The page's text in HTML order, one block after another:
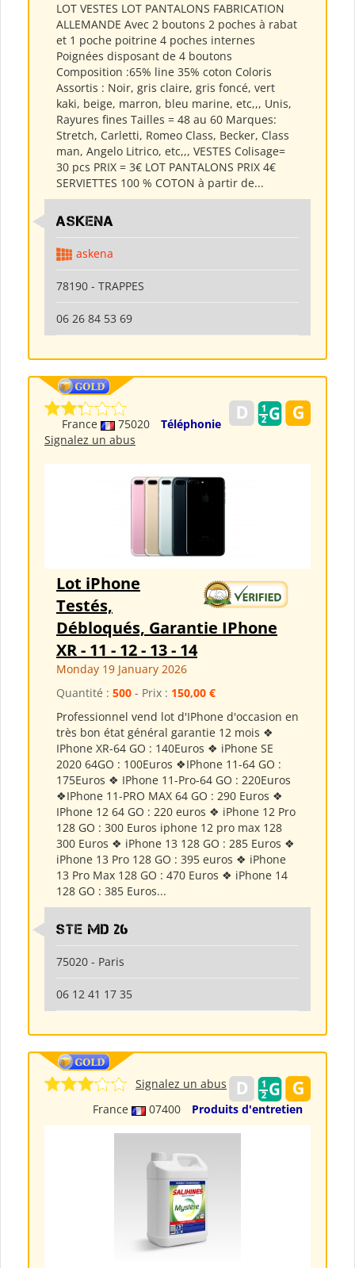
LOT VESTES LOT PANTALONS FABRICATION
ALLEMANDE Avec 2 boutons 2 poches à rabat
et 1 poche poitrine 4 poches internes
Poignées disposant de 4 boutons
Composition :65% line 35% coton Coloris
Assortis : Noir, gris claire, gris foncé, vert
kaki, beige, marron, bleu marine, etc,,, Unis,
Rayures fines Tailles = 48 au 60 Marques:
Stretch, Carletti, Romeo Class, Becker, Class
man, Angelo Litrico, etc,,, VESTES Colisage=
30 pcs PRIX = 3€ LOT PANTALONS PRIX 4€
SERVIETTES 100 % COTON à partir de...
ASKENA
askena
78190 - TRAPPES
06 26 84 53 69
France 75020
Téléphonie
Signalez un abus
Lot iPhone
Testés,
Débloqués, Garantie IPhone
XR - 11 - 12 - 13 - 14
Monday 19 January 2026
Quantité : 500 - Prix : 150,00 €
Professionnel vend lot d'IPhone d'occasion en
très bon état général garantie 12 mois ❖
IPhone XR-64 GO : 140Euros ❖ iPhone SE
2020 64GO : 100Euros ❖IPhone 11-64 GO :
175Euros ❖ IPhone 11-Pro-64 GO : 220Euros
❖IPhone 11-PRO MAX 64 GO : 290 Euros ❖
IPhone 12 64 GO : 220 euros ❖ iPhone 12 Pro
128 GO : 300 Euros iphone 12 pro max 128
300 Euros ❖ iPhone 13 128 GO : 285 Euros ❖
iPhone 13 Pro 128 GO : 395 euros ❖ iPhone
13 Pro Max 128 GO : 470 Euros ❖ iPhone 14
128 GO : 385 Euros...
Ste md 26
75020 - Paris
06 12 41 17 35
France 07400 Produits d'entretien
Signalez un abus